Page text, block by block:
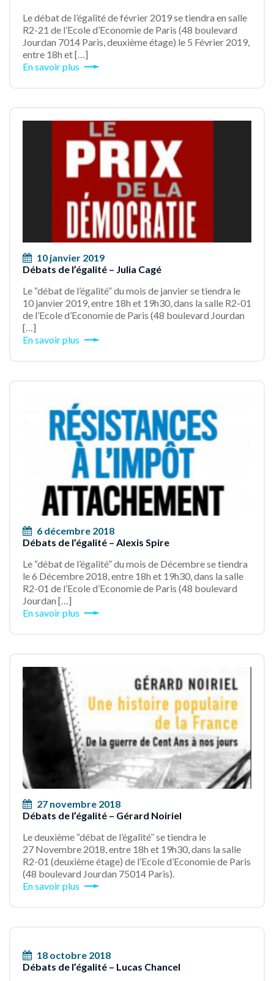
Le débat de l’égalité de février 2019 se tiendra en salle
R2-21 de l’Ecole d’Economie de Paris (48 boulevard
Jourdan 7014 Paris, deuxième étage) le 5 Février 2019,
entre 18h et […]
En savoir plus
10 janvier 2019
Débats de l’égalité – Julia Cagé
Le “débat de l’égalité” du mois de janvier se tiendra le
10 janvier 2019, entre 18h et 19h30, dans la salle R2-01
de l’Ecole d’Economie de Paris (48 boulevard Jourdan
[…]
En savoir plus
6 décembre 2018
Débats de l’égalité – Alexis Spire
Le “débat de l’égalité” du mois de Décembre se tiendra
le 6 Décembre 2018, entre 18h et 19h30, dans la salle
R2-01 de l’Ecole d’Economie de Paris (48 boulevard
Jourdan […]
En savoir plus
27 novembre 2018
Débats de l’égalité – Gérard Noiriel
Le deuxième “débat de l’égalité” se tiendra le
27 Novembre 2018, entre 18h et 19h30, dans la salle
R2-01 (deuxième étage) de l’Ecole d’Economie de Paris
(48 boulevard Jourdan 75014 Paris).
En savoir plus
18 octobre 2018
Débats de l’égalité – Lucas Chancel